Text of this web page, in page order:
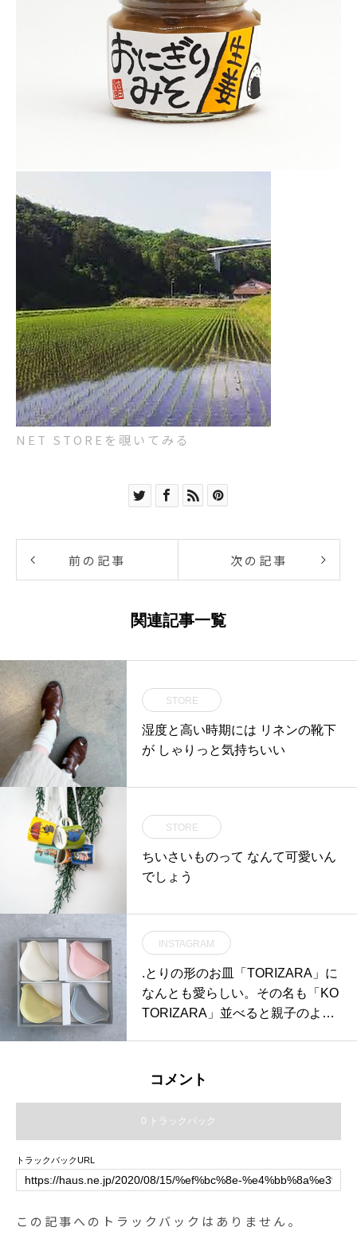
NET STOREを覗いてみる
前の記事 次の記事
関連記事一覧
STORE
湿度と高い時期には リネンの靴下
が しゃりっと気持ちいい
STORE
ちいさいものって なんて可愛いん
でしょう
INSTAGRAM
.とりの形のお皿「TORIZARA」に
なんとも愛らしい。その名も「KO
TORIZARA」並べると親子のよ
のお皿としてもちょっとしたおか
ト#2枚セット#セット売りのみ#ギ
フト #贈り物#hausmatsue #島根 #
コメント
0 トラックバック
トラックバックURL
この記事へのトラックバックはありません。